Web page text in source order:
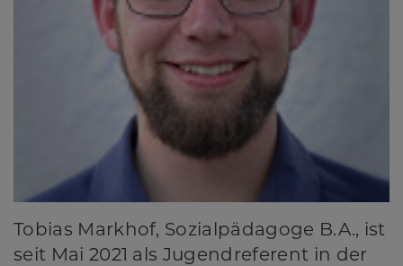
Tobias Markhof, Sozialpädagoge B.A., ist
seit Mai 2021 als Jugendreferent in der